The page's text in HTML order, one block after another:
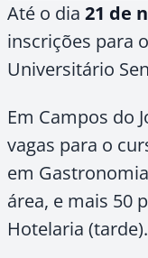
Até o dia 21 de
inscrições para
Universitário
Em Campos do
vagas para o
em
área, e mais 50
Hotelaria (tarde).